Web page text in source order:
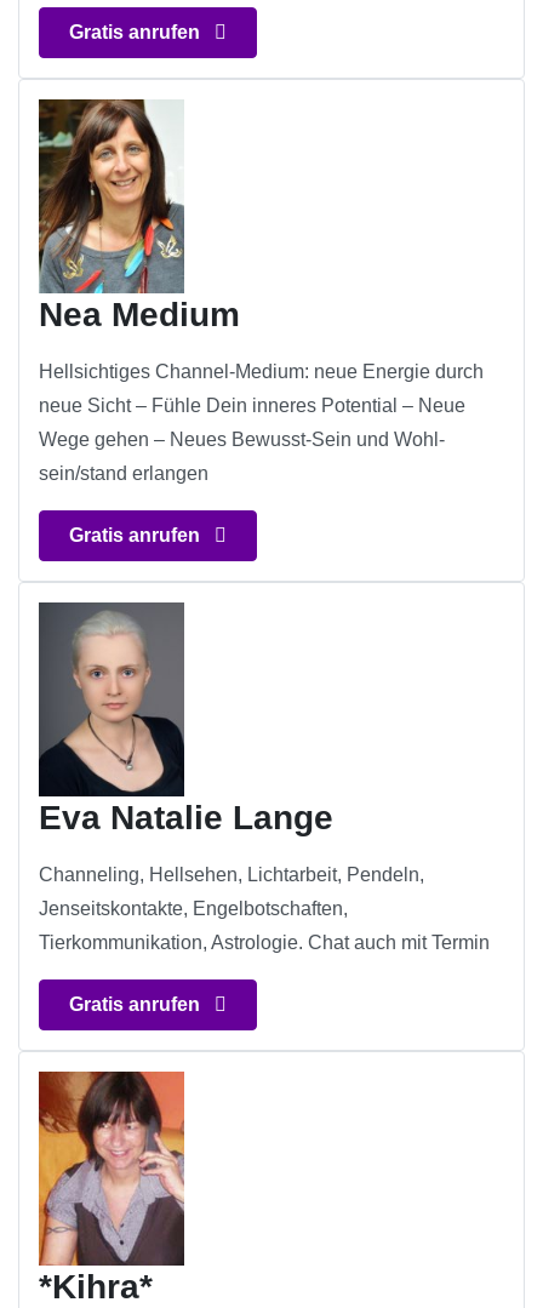
Gratis anrufen
Nea Medium
Hellsichtiges Channel-Medium: neue Energie durch
neue Sicht – Fühle Dein inneres Potential – Neue
Wege gehen – Neues Bewusst-Sein und Wohl-
sein/stand erlangen
Gratis anrufen
Eva Natalie Lange
Channeling, Hellsehen, Lichtarbeit, Pendeln,
Jenseitskontakte, Engelbotschaften,
Tierkommunikation, Astrologie. Chat auch mit Termin
Gratis anrufen
*Kihra*